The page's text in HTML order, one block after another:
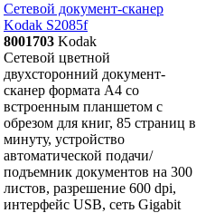
Сетевой документ-сканер
Kodak S2085f
8001703 Kodak
Сетевой цветной
двухсторонний документ-
сканер формата A4 со
встроенным планшетом с
обрезом для книг, 85 страниц в
минуту, устройство
автоматической подачи/
подъемник документов на 300
листов, разрешение 600 dpi,
интерфейс USB, сеть Gigabit